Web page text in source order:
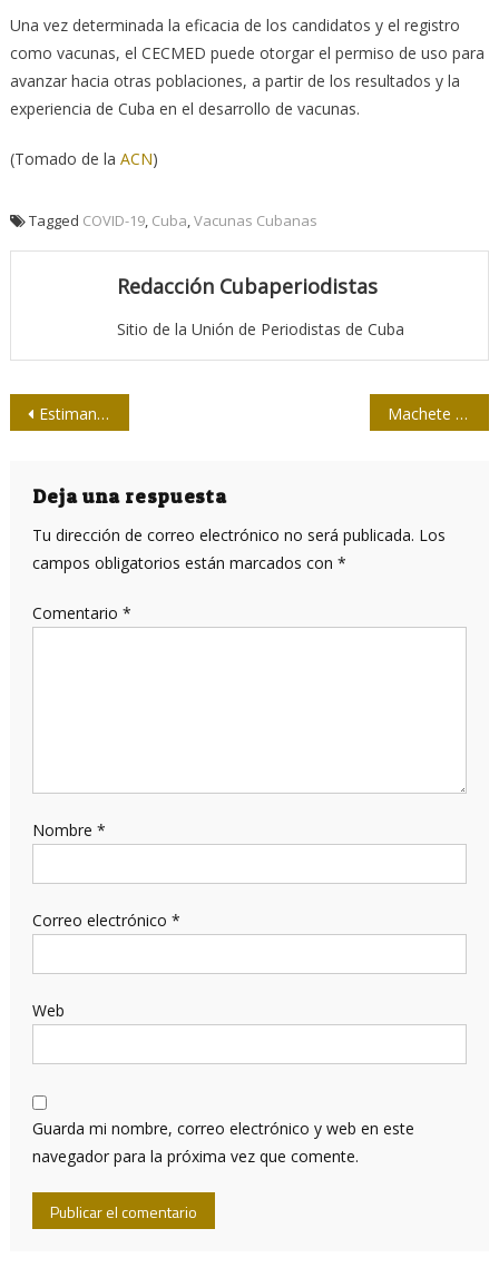
Una vez determinada la eficacia de los candidatos y el registro
como vacunas, el CECMED puede otorgar el permiso de uso para
avanzar hacia otras poblaciones, a partir de los resultados y la
experiencia de Cuba en el desarrollo de vacunas.
(Tomado de la ACN)
Tagged COVID-19, Cuba,Vacunas Cubanas
Redacción Cubaperiodistas
Sitio de la Unión de Periodistas de Cuba
Navegación
entradas
Estiman que tres dosis de Soberana 02 tengan una eficacia de entre el 85 y el 95 por ciento Machete y pensamiento en Máximo Gómez
Deja una respuesta
Tu dirección de correo electrónico no será publicada. Los
campos obligatorios están marcados con *
Comentario *
Nombre *
Correo electrónico *
Web
Guarda mi nombre, correo electrónico y web en este
navegador para la próxima vez que comente.